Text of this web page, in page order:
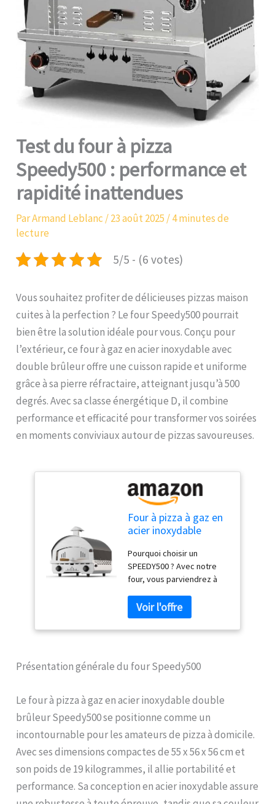
Test du four à pizza
Speedy500 : performance et
rapidité inattendues
ParArmand Leblanc /23 août 2025 /4 minutes de
lecture
5/5 - (6 votes)
Vous souhaitez profiter de délicieuses pizzas maison
cuites à la perfection ? Le four Speedy500 pourrait
bien être la solution idéale pour vous. Conçu pour
l’extérieur, ce four à gaz en acier inoxydable avec
double brûleur offre une cuisson rapide et uniforme
grâce à sa pierre réfractaire, atteignant jusqu’à 500
degrés. Avec sa classe énergétique D, il combine
performance et efficacité pour transformer vos soirées
en moments conviviaux autour de pizzas savoureuses.
Four à pizza à gaz en
acier inoxydable
Speedy500 avec
pierre réfractaire 500
degrés four à pizza
d'extérieur (four
Speedy500)
Pourquoi choisir un
SPEEDY500 ? Avec notre
four, vous parviendrez à
dès la première utilisation
car le four a été conçu pour
cuisiner la pizza en
sensationnel à la praticité
grande pierre réfractaire
en cordiérite et deux
brûleurs à gaz. L'allumage
au gaz est instantané au
gaz et vous serez prêt à
cuisiner en 20 minutes. De
plus, l'intérieur du four est
bien spacieux et haut et
vous permettra de tourner
Présentation générale du four Speedy500
Le four à pizza à gaz en acier inoxydable double
brûleur Speedy500 se positionne comme un
incontournable pour les amateurs de pizza à domicile.
Avec ses dimensions compactes de 55 x 56 x 56 cm et
son poids de 19 kilogrammes, il allie portabilité et
performance. Sa conception en acier inoxydable assure